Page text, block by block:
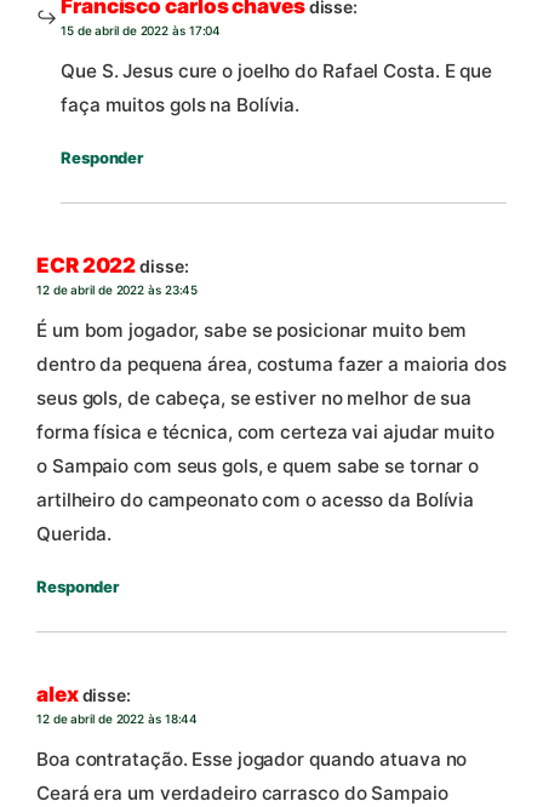
Francisco carlos chavesdisse:
15 de abril de 2022 às 17:04
Que S. Jesus cure o joelho do Rafael Costa. E que
faça muitos gols na Bolívia.
Responder
ECR 2022disse:
12 de abril de 2022 às 23:45
É um bom jogador, sabe se posicionar muito bem
dentro da pequena área, costuma fazer a maioria dos
seus gols, de cabeça, se estiver no melhor de sua
forma física e técnica, com certeza vai ajudar muito
o Sampaio com seus gols, e quem sabe se tornar o
artilheiro do campeonato com o acesso da Bolívia
Querida.
Responder
alexdisse:
12 de abril de 2022 às 18:44
Boa contratação. Esse jogador quando atuava no
Ceará era um verdadeiro carrasco do Sampaio